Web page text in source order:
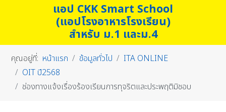
แอป CKK Smart School
(แอปโรงอาหารโรงเรียน)
สำหรับ ม.1 และม.4
คุณอยู่ที่: หน้าแรก ข้อมูลทั่วไป
ITA ONLINE
OIT ปี2568
ช่องทางแจ้งเรื่องร้องเรียนการทุจริตและประพฤติมิชอบ